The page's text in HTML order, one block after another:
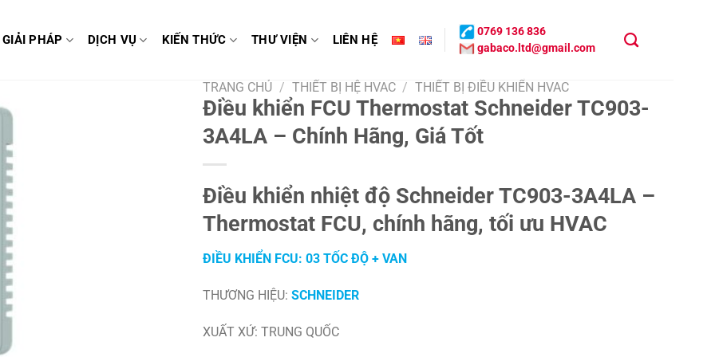
GIẢI PHÁP DỊCH VỤ KIẾN THỨC THƯ VIỆN LIÊN HỆ
gabaco.ltd@gmail.com
0769 136 836
TRANG CHỦ / THIẾT BỊ HỆ HVAC / THIẾT BỊ ĐIỀU KHIỂN HVAC
Điều khiển FCU Thermostat Schneider TC903-
3A4LA – Chính Hãng, Giá Tốt
Điều khiển nhiệt độ Schneider TC903-3A4LA –
Thermostat FCU, chính hãng, tối ưu HVAC
ĐIỀU KHIỂN FCU: 03 TỐC ĐỘ + VAN
THƯƠNG HIỆU: SCHNEIDER
XUẤT XỨ: TRUNG QUỐC